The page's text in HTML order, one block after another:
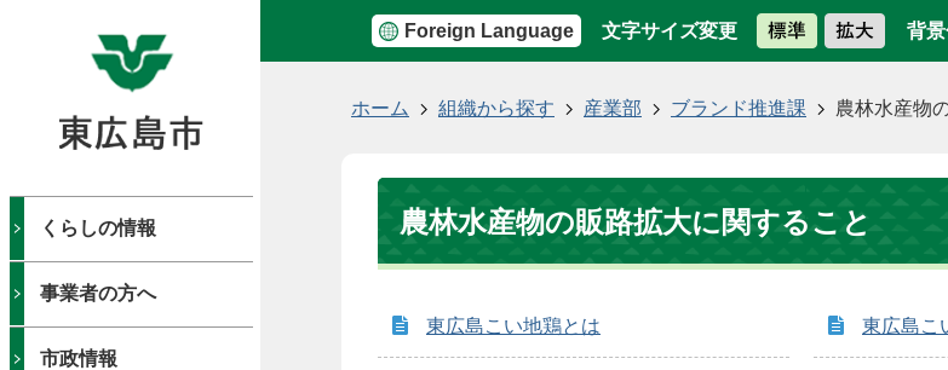
Foreign Language 文字サイズ変更 背
くらしの情報
事業者の方へ
市政情報
ホーム 組織から探す 産業部 ブランド推進課 農林水産物
農林水産物の販路拡大に関すること
東広島こい地鶏とは 東広島こ